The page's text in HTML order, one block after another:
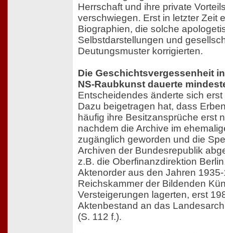
Herrschaft und ihre private
verschwiegen. Erst in letzter Zeit
Biographien, die solche
Selbstdarstellungen und
Deutungsmuster korrigierten.
Die Geschichtsvergessenheit
NS-Raubkunst dauerte
Entscheidendes änderte sich
Dazu beigetragen hat, dass
häufig ihre Besitzansprüche erst
nachdem die Archive im
zugänglich geworden und die
Archiven der Bundesrepublik
z.B. die Oberfinanzdirektion
Aktenorder aus den Jahren
Reichskammer der Bildenden
Versteigerungen lagerten, erst
Aktenbestand an das
(S. 112 f.).